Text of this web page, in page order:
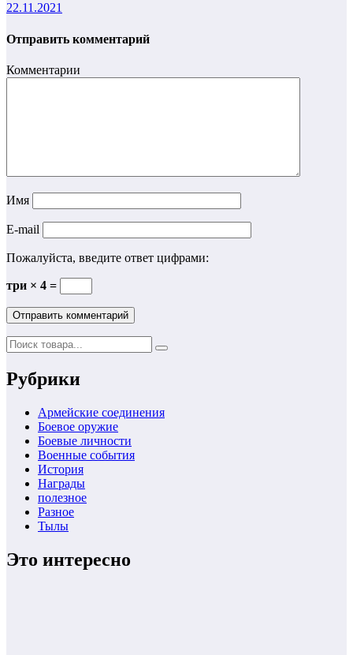
22.11.2021
Отправить комментарий
Комментарии
Имя
E-mail
Пожалуйста, введите ответ цифрами:
три × 4 =
Рубрики
Армейские соединения
Боевое оружие
Боевые личности
Военные события
История
Награды
полезное
Разное
Тылы
Это интересно